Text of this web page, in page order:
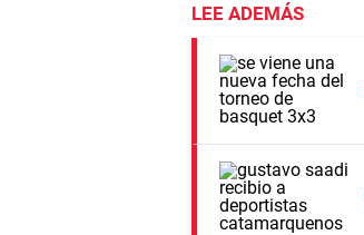
LEE ADEMÁS